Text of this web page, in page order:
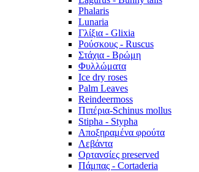
Phalaris
Lunaria
Γλίξια - Glixia
Ρούσκους - Ruscus
Στάχια - Βρώμη
Φυλλώματα
Ice dry roses
Palm Leaves
Reindeermoss
Πιπέρια-Schinus mollus
Stipha - Stypha
Αποξηραμένα φρούτα
Λεβάντα
Ορτανσίες preserved
Πάμπας - Cortaderia